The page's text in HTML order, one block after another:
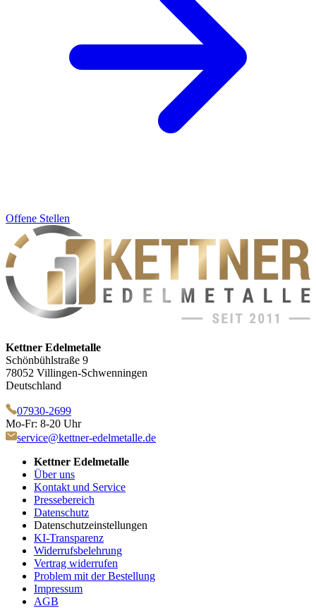
Offene Stellen
Kettner Edelmetalle
Schönbühlstraße 9
78052 Villingen-Schwenningen
Deutschland
07930-2699
Mo-Fr: 8-20 Uhr
service@kettner-edelmetalle.de
Kettner Edelmetalle
Über uns
Kontakt und Service
Pressebereich
Datenschutz
Datenschutzeinstellungen
KI-Transparenz
Widerrufsbelehrung
Vertrag widerrufen
Problem mit der Bestellung
Impressum
AGB